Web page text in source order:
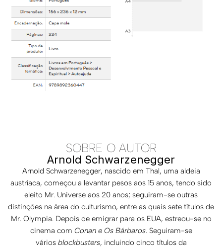
SOBRE O AUTOR
Arnold Schwarzenegger
Arnold Schwarzenegger, nascido em Thal, uma aldeia
austríaca, começou a levantar pesos aos 15 anos, tendo sido
eleito Mr. Universe aos 20 anos; seguiram-se outras
distinções na área do culturismo, entre as quais sete títulos de
Mr. Olympia. Depois de emigrar para os EUA, estreou-se no
cinema com Conan e Os Bárbaros. Seguiram-se
vários blockbusters, incluindo cinco títulos da